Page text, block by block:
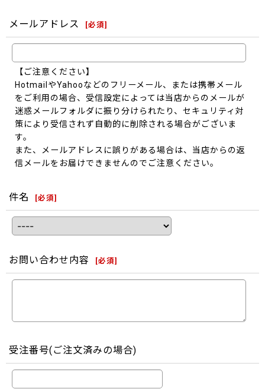
メールアドレス [必須]
【ご注意ください】
HotmailやYahooなどのフリーメール、または携帯メール
をご利用の場合、受信設定によっては当店からのメールが
迷惑メールフォルダに振り分けられたり、セキュリティ対
策により受信されず自動的に削除される場合がございま
す。
また、メールアドレスに誤りがある場合は、当店からの返
信メールをお届けできませんのでご注意ください。
件名 [必須]
お問い合わせ内容 [必須]
受注番号(ご注文済みの場合)